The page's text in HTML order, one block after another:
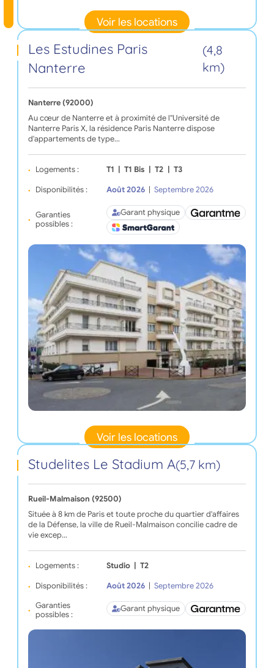
Voir les locations
Les Estudines Paris
Nanterre
(4,8
km)
Nanterre (92000)
Au cœur de Nanterre et à proximité de l''Université de
Nanterre Paris X, la résidence Paris Nanterre dispose
d'appartements de type…
Logements : T1 T1 Bis T2 T3
Disponibilités : Août 2026 Septembre 2026
Garanties
possibles :
Garant physique
Voir les locations
Studelites Le Stadium A(5,7 km)
Rueil-Malmaison (92500)
Située à 8 km de Paris et toute proche du quartier d'affaires
de la Défense, la ville de Rueil-Malmaison concilie cadre de
vie excep…
Logements : Studio T2
Disponibilités : Août 2026
Septembre 2026
Garanties
possibles :
Garant physique